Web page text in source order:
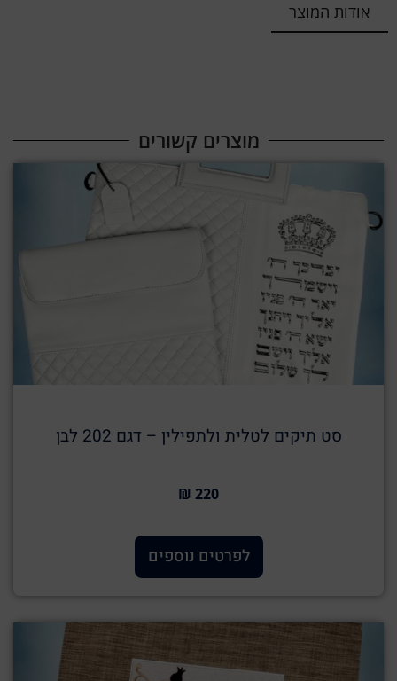
אודות המוצר
מוצרים קשורים​
סט תיקים לטלית ולתפילין – דגם 202 לבן
220 ₪
לפרטים נוספים